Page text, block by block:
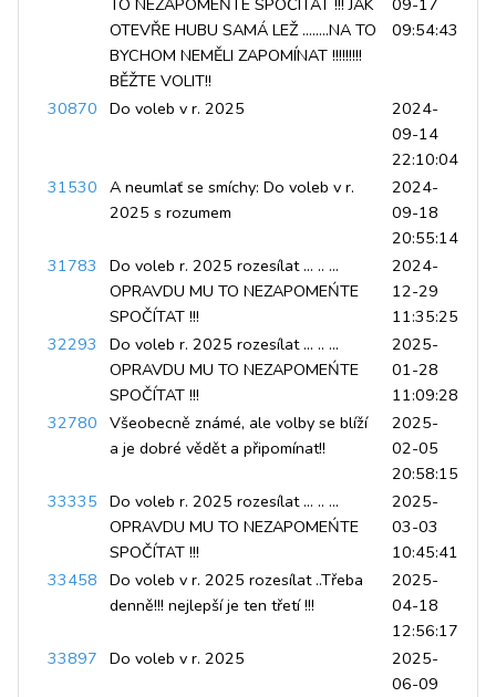
TO NEZAPOMEŇTE SPOČÍTAT !!! JAK
OTEVŘE HUBU SAMÁ LEŽ ........NA TO
BYCHOM NEMĚLI ZAPOMÍNAT !!!!!!!!!
BĚŽTE VOLIT!!
09-17
09:54:43
30870 Do voleb v r. 2025
2024-
09-14
22:10:04
31530 A neumlať se smíchy: Do voleb v r.
2025 s rozumem
2024-
09-18
20:55:14
31783
Do voleb r. 2025 rozesílat ... .. ...
OPRAVDU MU TO NEZAPOMEŃTE
SPOČÍTAT !!!
2024-
12-29
11:35:25
32293
Do voleb r. 2025 rozesílat ... .. ...
OPRAVDU MU TO NEZAPOMEŃTE
SPOČÍTAT !!!
2025-
01-28
11:09:28
32780 Všeobecně známé, ale volby se blíží
a je dobré vědět a připomínat!!
2025-
02-05
20:58:15
33335 Do voleb r. 2025 rozesílat ... .. ...
OPRAVDU MU TO NEZAPOMEŃTE
SPOČÍTAT !!!
2025-
03-03
10:45:41
33458 Do voleb v r. 2025 rozesílat ..Třeba
denně!!! nejlepší je ten třetí !!!
2025-
04-18
12:56:17
33897 Do voleb v r. 2025
2025-
06-09